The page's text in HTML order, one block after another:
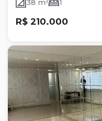
38 m² 1
R$ 210.000